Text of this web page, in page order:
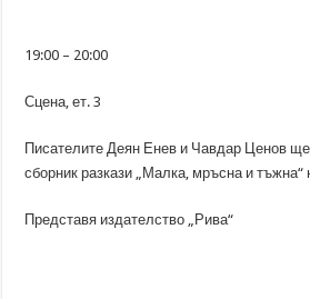
19:00 – 20:00
Сцена, ет. 3
Писателите Деян Енев и Чавдар Ценов
сборник разкази „Малка, мръсна и
Представя издателство „Рива“